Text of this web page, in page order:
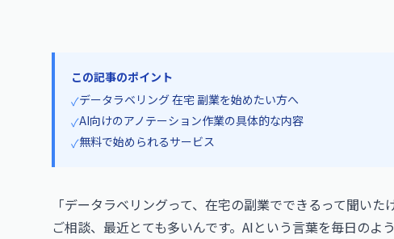
この記事のポイント
✓データラベリング 在宅 副業を始めたい方へ
✓AI向けのアノテーション作業の具体的な内容
✓無料で始められるサービス
「データラベリングって、在宅の副業でできるって聞い
ご相談、最近とても多いんです。AIという言葉を毎日の